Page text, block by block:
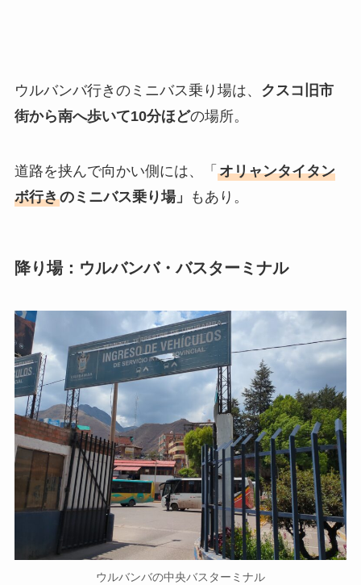
ウルバンバ行きのミニバス乗り場は、 クスコ旧市
街から南へ歩いて10分ほどの場所。
道路を挟んで向かい側には、「 オリャンタイタン
ボ行きのミニバス乗り場」 もあり。
降り場：ウルバンバ・バスターミナル
ウルバンバの中央バスターミナル